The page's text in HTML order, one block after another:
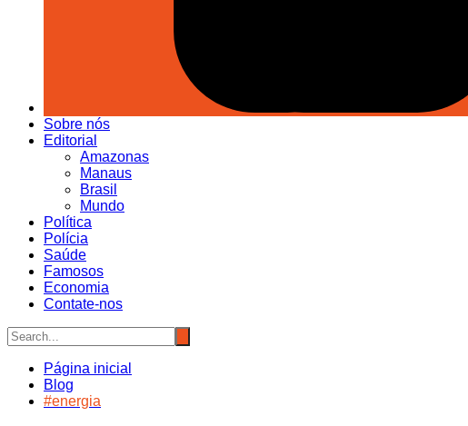
Sobre nós
Editorial
Amazonas
Manaus
Brasil
Mundo
Política
Polícia
Saúde
Famosos
Economia
Contate-nos
Página inicial
Blog
#energia